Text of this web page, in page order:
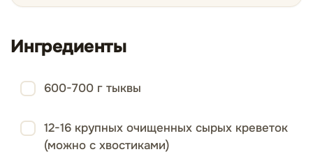
Ингредиенты
600-700 г тыквы
12-16 крупных очищенных сырых креветок
(можно с хвостиками)